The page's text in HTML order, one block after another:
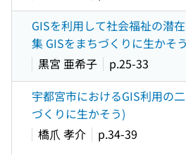
GISを利用して社会福祉の潜
集 GISをまちづくりに生かそ
黒宮 亜希子
p.25-33
宇都宮市におけるGIS利用の
づくりに生かそう)
橋爪 孝介
p.34-39